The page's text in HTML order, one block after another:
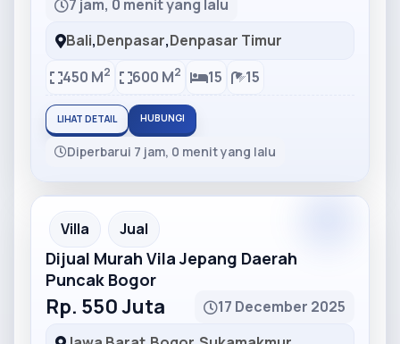
7 jam, 0 menit yang lalu
Bali,Denpasar,Denpasar Timur
450 M2 600 M2 15 15
LIHAT DETAIL HUBUNGI
Diperbarui 7 jam, 0 menit yang lalu
Partner Ad
Villa Jual
Dijual Murah Vila Jepang Daerah
Puncak Bogor
Rp. 550 Juta
17 December 2025